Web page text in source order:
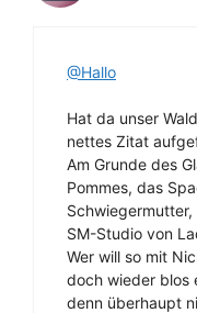
@Hallo
Hat da unser
nettes Zitat
Am Grunde des
Pommes, das
SM-Studio von
Wer will so mit
doch wieder blos
denn überhaupt